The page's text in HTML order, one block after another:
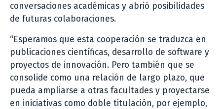
conversaciones académicas y abrió posibilidades
de futuras colaboraciones.
“Esperamos que esta cooperación se traduzca en
publicaciones científicas, desarrollo de software y
proyectos de innovación. Pero también que se
consolide como una relación de largo plazo, que
pueda ampliarse a otras facultades y proyectarse
en iniciativas como doble titulación, por ejemplo,